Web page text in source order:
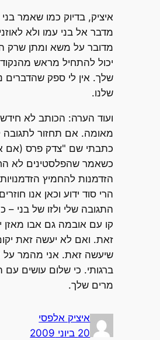
איציק, בדיוק כמו שאמר בני –
מדבר אל בני עמו ולא לאוזניים
מדובר על משא ומתן שרק
יכול להתחיל מראש מהנקודה
שלך. אין לי ספק שהדברים
ועוד הערה: הכותב לא חידש
מאומה. אם תחזור לתגובה
כתבתי שם "צדק פרס (אם אני
כשאמר שהפלסטינים לא
הזדמנות להחמיץ הזדמנויות
הרי סוד ידוע וכאן אנו חוזרים
התגובה שלי ולזו של בני – כמו
קו עם אובמה גם אבו מאזן
זאת. ואם לא יעשה זאת יקום
שיעשה זאת. אני מהמר על
ברגותי. כי שלום עושים עם
מרים שלך.
איציק אלפסי
20 ביוני 2009